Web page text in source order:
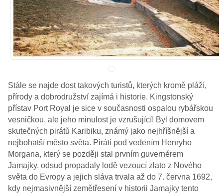
Stále se najde dost takových turistů, kterých kromě pláží,
přírody a dobrodružství zajímá i historie. Kingstonský
přístav Port Royal je sice v současnosti ospalou rybářskou
vesničkou, ale jeho minulost je vzrušující! Byl domovem
skutečných pirátů Karibiku, známý jako nejhříšnější a
nejbohatší město světa. Piráti pod vedením Henryho
Morgana, který se později stal prvním guvernérem
Jamajky, odsud propadaly lodě vezoucí zlato z Nového
světa do Evropy a jejich sláva trvala až do 7. června 1692,
kdy nejmasivnější zemětřesení v historii Jamajky tento